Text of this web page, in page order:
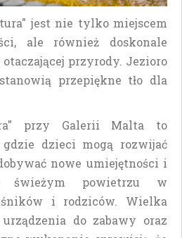
jest nie tylko miejscem
ale również doskonale
przyrody. Jezioro
przepiękne tło dla
przy Galerii Malta to
dzieci mogą rozwijać
nowe umiejętności i
świeżym powietrzu w
i rodziców. Wielka
do zabawy oraz